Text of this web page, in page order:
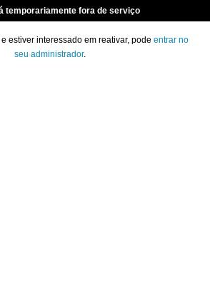
temporariamente fora de serviço
estiver interessado em reativar, pode entrar no
seu administrador.